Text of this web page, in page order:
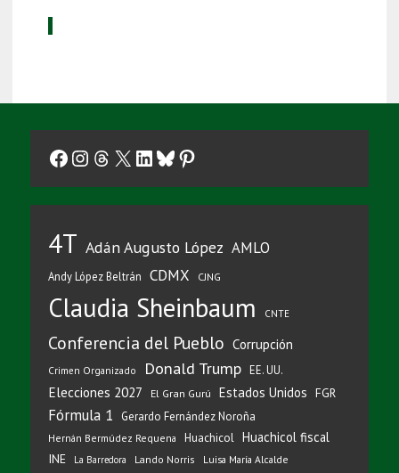
Facebook
Instagram
Threads
X LinkedIn
Bluesky
Pinterest
4T Adán Augusto López AMLO
Andy López Beltrán CDMX CJNG
Claudia Sheinbaum CNTE
Conferencia del Pueblo Corrupción
Crimen Organizado Donald Trump EE. UU.
Elecciones 2027 El Gran Gurú Estados Unidos FGR
Fórmula 1 Gerardo Fernández Noroña
Hernán Bermúdez Requena Huachicol Huachicol fiscal
INE La Barredora Lando Norris Luisa María Alcalde